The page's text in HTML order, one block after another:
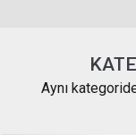
Aynı